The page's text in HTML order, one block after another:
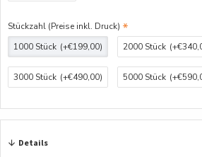
Stückzahl (Preise inkl. Druck)
1000 Stück (+€199,00) 2000 Stück
3000 Stück (+€490,00) 5000 Stück
Details